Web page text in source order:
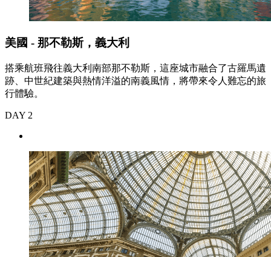
美國 - 那不勒斯，義大利
搭乘航班飛往義大利南部那不勒斯，這座城市融合了古羅馬遺
跡、中世紀建築與熱情洋溢的南義風情，將帶來令人難忘的旅
行體驗。
DAY 2